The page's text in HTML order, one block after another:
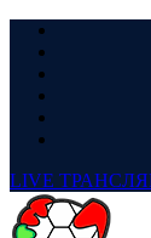
LIVE